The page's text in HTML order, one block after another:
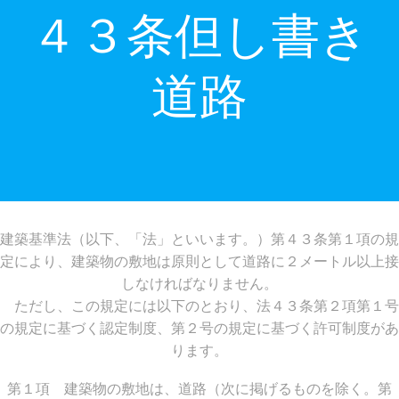
プ
４３条但し書き
道路
建築基準法（以下、「法」といいます。）第４３条第１項の規
定により、建築物の敷地は原則として道路に２メートル以上接
しなければなりません。
ただし、この規定には以下のとおり、法４３条第２項第１号
の規定に基づく認定制度、第２号の規定に基づく許可制度があ
ります。
第１項 建築物の敷地は、道路（次に掲げるものを除く。第